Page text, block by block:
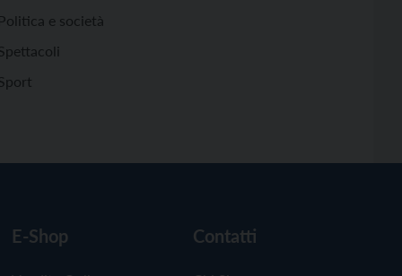
Politica e società
E-Shop Contatti